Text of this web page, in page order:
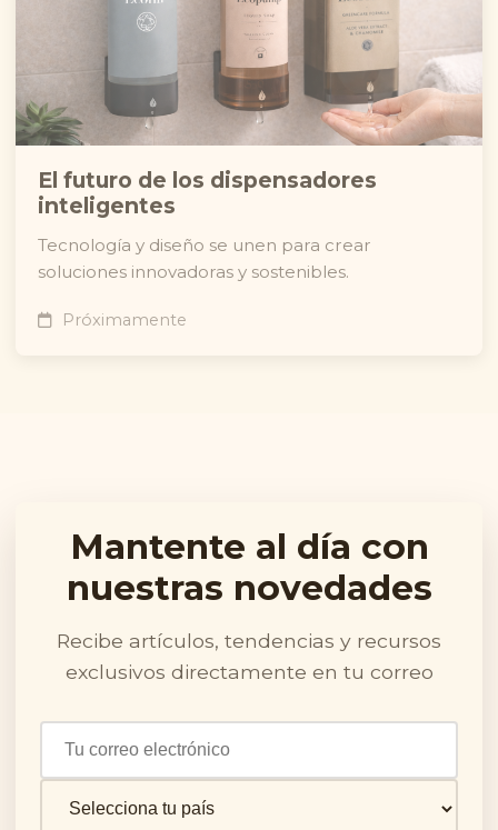
El futuro de los dispensadores
inteligentes
Tecnología y diseño se unen para crear
soluciones innovadoras y sostenibles.
Próximamente
Mantente al día con
nuestras novedades
Recibe artículos, tendencias y recursos
exclusivos directamente en tu correo